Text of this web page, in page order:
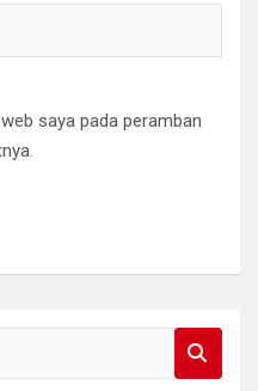
saya pada peramban